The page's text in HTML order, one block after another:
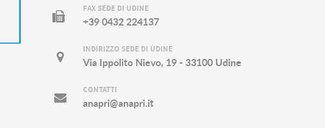
FAX SEDE DI UDINE
+39 0432 224137
INDIRIZZO SEDE DI UDINE
Via Ippolito Nievo, 19 - 33100 Udine
CONTATTI
anapri@anapri.it